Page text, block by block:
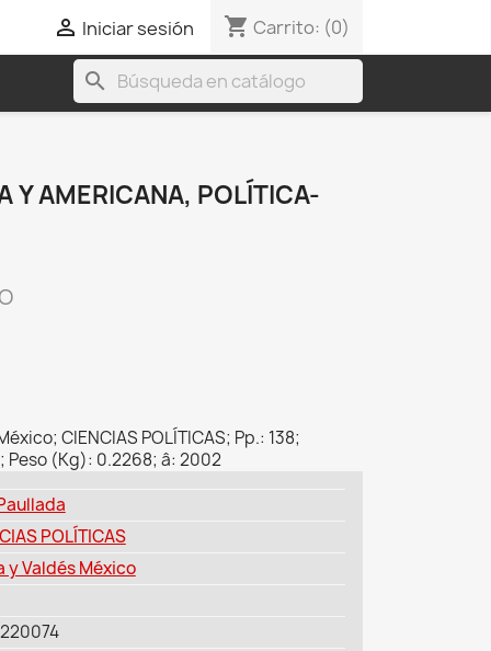
 Iniciar sesión shopping_cart Carrito: (0)
search
Y AMERICANA, POLÍTICA-
CIENCIAS POLÍTICAS; Pp.: 138;
Peso (Kg): 0.2268; â: 2002
POLÍTICAS
y Valdés México